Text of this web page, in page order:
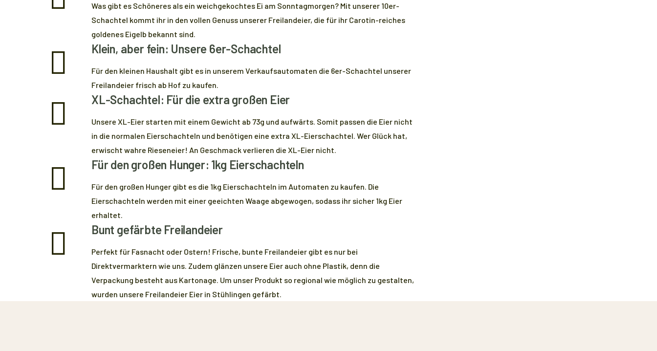
Was gibt es Schöneres als ein weichgekochtes Ei am Sonntagmorgen? Mit unserer 10er-
Schachtel kommt ihr in den vollen Genuss unserer Freilandeier, die für ihr Carotin-reiches
goldenes Eigelb bekannt sind.
Klein, aber fein: Unsere 6er-Schachtel
Für den kleinen Haushalt gibt es in unserem Verkaufsautomaten die 6er-Schachtel unserer
Freilandeier frisch ab Hof zu kaufen.
XL-Schachtel: Für die extra großen Eier
Unsere XL-Eier starten mit einem Gewicht ab 73g und aufwärts. Somit passen die Eier nicht
in die normalen Eierschachteln und benötigen eine extra XL-Eierschachtel. Wer Glück hat,
erwischt wahre Rieseneier! An Geschmack verlieren die XL-Eier nicht.
Für den großen Hunger: 1kg Eierschachteln
Für den großen Hunger gibt es die 1kg Eierschachteln im Automaten zu kaufen. Die
Eierschachteln werden mit einer geeichten Waage abgewogen, sodass ihr sicher 1kg Eier
erhaltet.
Bunt gefärbte Freilandeier
Perfekt für Fasnacht oder Ostern! Frische, bunte Freilandeier gibt es nur bei
Direktvermarktern wie uns. Zudem glänzen unsere Eier auch ohne Plastik, denn die
Verpackung besteht aus Kartonage. Um unser Produkt so regional wie möglich zu gestalten,
wurden unsere Freilandeier Eier in Stühlingen gefärbt.